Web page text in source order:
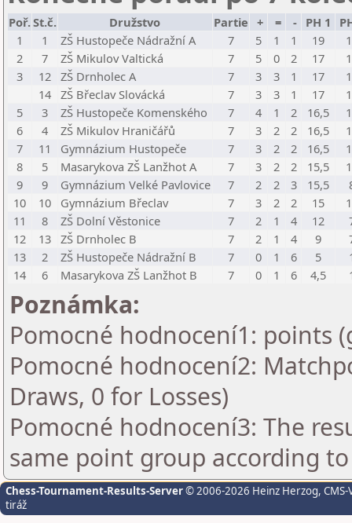
Poř.St.č. Družstvo Partie + = - PH 1
1
1 ZŠ Hustopeče Nádražní A 7 5 1 1 19
2
7 ZŠ Mikulov Valtická 7 5 0 2 17
3
12 ZŠ Drnholec A 7 3 3 1 17
14 ZŠ Břeclav Slovácká 7 3 3 1 17
5
3 ZŠ Hustopeče Komenského 7 4 1 2 16,5
6
4 ZŠ Mikulov Hraničářů 7 3 2 2 16,5
7
11 Gymnázium Hustopeče 7 3 2 2 16,5
8
5 Masarykova ZŠ Lanžhot A 7 3 2 2 15,5
9
9 Gymnázium Velké Pavlovice 7 2 2 3 15,5
10
10 Gymnázium Břeclav 7 3 2 2 15
11
8 ZŠ Dolní Věstonice 7 2 1 4 12
12
13 ZŠ Drnholec B 7 2 1 4 9
13
2 ZŠ Hustopeče Nádražní B 7 0 1 6 5
14
6 Masarykova ZŠ Lanžhot B 7 0 1 6 4,5
Poznámka:
Pomocné hodnocení1: points
Pomocné hodnocení2:
Draws, 0 for Losses)
Pomocné hodnocení3: The
same point group according
Chess-Tournament-Results-Server© 2006-2026 Heinz Herzog,
tiráž